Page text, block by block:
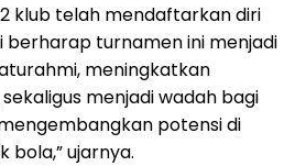
klub telah mendaftarkan diri
berharap turnamen ini menjadi
meningkatkan
menjadi wadah bagi
potensi di
bola,” ujarnya.